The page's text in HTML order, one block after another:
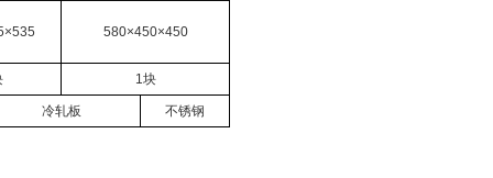
580×450×450
1块
冷轧板 不锈钢